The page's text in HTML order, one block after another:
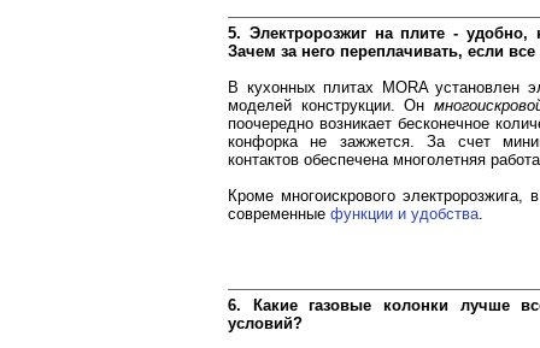
5. Электророзжиг на плите - удобно,
Зачем за него переплачивать, если
В кухонных плитах MORA установлен
моделей конструкции. Он
поочередно возникает бесконечное
конфорка не зажжется. За счет
контактов обеспечена многолетняя
Кроме многоискрового электророзжига,
современные функции и удобства
6. Какие газовые колонки лучше
условий?